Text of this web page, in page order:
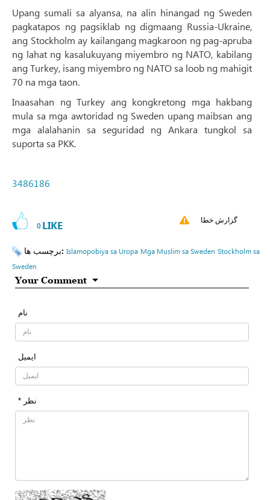
Upang sumali sa alyansa, na alin hinangad ng Sweden
pagkatapos ng pagsiklab ng digmaang Russia-Ukraine,
ang Stockholm ay kailangang magkaroon ng pag-apruba
ng lahat ng kasalukuyang miyembro ng NATO, kabilang
ang Turkey, isang miyembro ng NATO sa loob ng mahigit
70 na mga taon.
Inaasahan ng Turkey ang kongkretong mga hakbang
mula sa mga awtoridad ng Sweden upang maibsan ang
mga alalahanin sa seguridad ng Ankara tungkol sa
suporta sa PKK.
3486186
0 LIKE گزارش خطا
برچسب ها: Islamopobiya sa Uropa Mga Muslim sa Sweden Stockholm sa
Sweden
Your Comment
نام
ایمیل
* نظر